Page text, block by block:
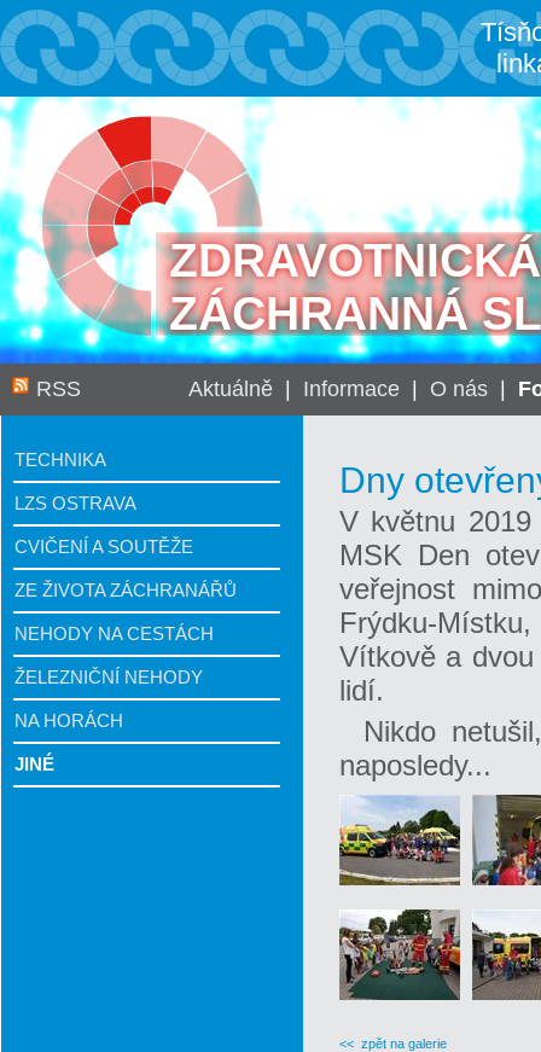
ZDRAVOTNICKÁ
ZÁCHRANNÁ
RSS Aktuálně| Informace| O nás|
TECHNIKA
LZS OSTRAVA
CVIČENÍ A SOUTĚŽE
ZE ŽIVOTA ZÁCHRANÁŘŮ
NEHODY NA CESTÁCH
ŽELEZNIČNÍ NEHODY
NA HORÁCH
JINÉ
Dny
V květnu 2019
MSK Den
veřejnost
Frýdku-
Vítkově a
lidí.
Nikdo
naposledy...
<< zpět na galerie